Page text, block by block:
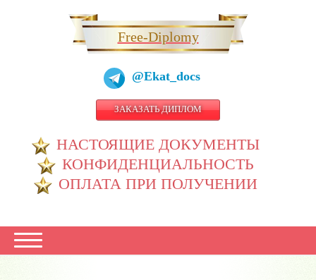
Free-Diplomy
@Ekat_docs
ЗАКАЗАТЬ ДИПЛОМ
НАСТОЯЩИЕ ДОКУМЕНТЫ
КОНФИДЕНЦИАЛЬНОСТЬ
ОПЛАТА ПРИ ПОЛУЧЕНИИ